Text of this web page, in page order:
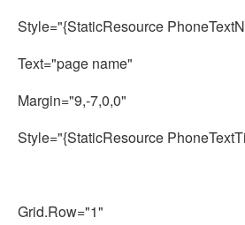
Style="{StaticResource
Text="page name"
Margin="9,-7,0,0"
Style="{StaticResource
Grid.Row="1"